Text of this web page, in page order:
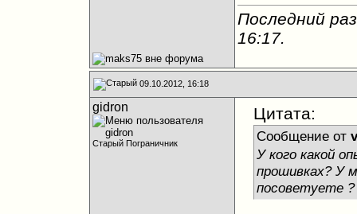
Последний
16:17.
09.10.2012, 16:18
gidron
Старый Пограничник
Цитата:
Сообщение от
У кого какой
прошивках? У
посоветуете ?